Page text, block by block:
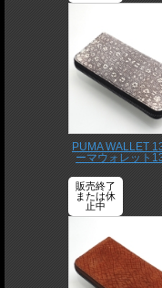
PUMA WALLET
ーマウォレット
販売終了
または休
止中